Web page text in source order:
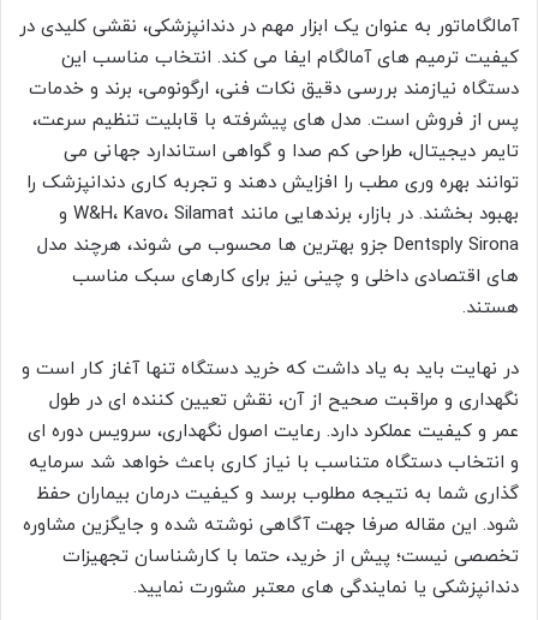
آمالگاماتور به عنوان یک ابزار مهم در دندانپزشکی، نقشی کلیدی در
کیفیت ترمیم های آمالگام ایفا می کند. انتخاب مناسب این
دستگاه نیازمند بررسی دقیق نکات فنی، ارگونومی، برند و خدمات
پس از فروش است. مدل های پیشرفته با قابلیت تنظیم سرعت،
تایمر دیجیتال، طراحی کم صدا و گواهی استاندارد جهانی می
توانند بهره وری مطب را افزایش دهند و تجربه کاری دندانپزشک را
بهبود بخشند. در بازار، برندهایی مانند W&H، Kavo، Silamat و
Dentsply Sirona جزو بهترین ها محسوب می شوند، هرچند مدل
های اقتصادی داخلی و چینی نیز برای کارهای سبک مناسب
هستند.
در نهایت باید به یاد داشت که خرید دستگاه تنها آغاز کار است و
نگهداری و مراقبت صحیح از آن، نقش تعیین کننده ای در طول
عمر و کیفیت عملکرد دارد. رعایت اصول نگهداری، سرویس دوره ای
و انتخاب دستگاه متناسب با نیاز کاری باعث خواهد شد سرمایه
گذاری شما به نتیجه مطلوب برسد و کیفیت درمان بیماران حفظ
شود. این مقاله صرفا جهت آگاهی نوشته شده و جایگزین مشاوره
تخصصی نیست؛ پیش از خرید، حتما با کارشناسان تجهیزات
دندانپزشکی یا نمایندگی های معتبر مشورت نمایید.